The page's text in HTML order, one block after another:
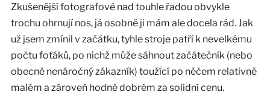
Zkušenější fotografové nad touhle řadou obvykle
trochu ohrnují nos, já osobně ji mám ale docela rád. Jak
už jsem zmínil v začátku, tyhle stroje patří k nevelkému
počtu foťáků, po nichž může sáhnout začátečník (nebo
obecně nenáročný zákazník) toužící po něčem relativně
malém a zároveň hodně dobrém za solidní cenu.